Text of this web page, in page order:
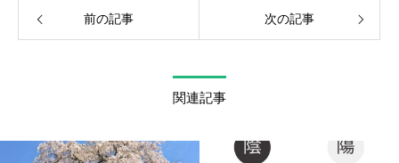
前の記事 次の記事
関連記事